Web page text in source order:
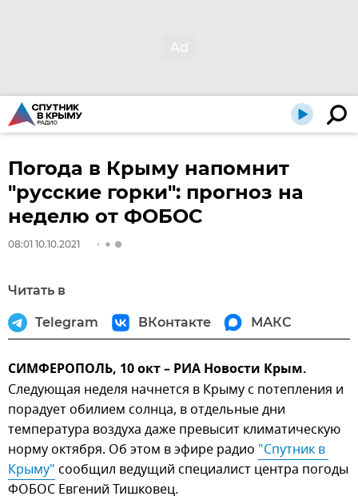
Погода в Крыму напомнит
"русские горки": прогноз на
неделю от ФОБОС
08:01 10.10.2021
Читать в
Telegram ВКонтакте МАКС
СИМФЕРОПОЛЬ, 10 окт – РИА Новости Крым.
Следующая неделя начнется в Крыму с потепления и
порадует обилием солнца, в отдельные дни
температура воздуха даже превысит климатическую
норму октября. Об этом в эфире радио "Спутник в
Крыму" сообщил ведущий специалист центра погоды
ФОБОС Евгений Тишковец.